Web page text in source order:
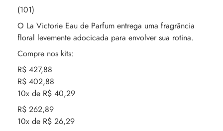
(101)
O La Victorie Eau de Parfum entrega uma fragrância
floral levemente adocicada para envolver sua rotina.
Compre nos kits:
R$ 427,88
R$ 402,88
10x de R$ 40,29
R$ 262,89
10x de R$ 26,29